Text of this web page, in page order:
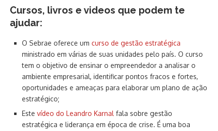
Cursos, livros e videos que podem te
ajudar:
O Sebrae oferece um curso de gestão estratégica
ministrado em várias de suas unidades pelo país. O curso
tem o objetivo de ensinar o empreendedor a analisar o
ambiente empresarial, identificar pontos fracos e fortes,
oportunidades e ameaças para elaborar um plano de ação
estratégico;
Este vídeo do Leandro Karnal fala sobre gestão
estratégica e liderança em época de crise. É uma boa